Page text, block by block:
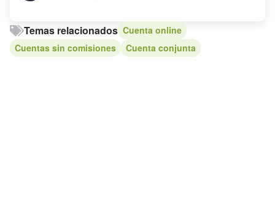
Temas relacionados Cuenta online
Cuentas sin comisiones
Cuenta conjunta